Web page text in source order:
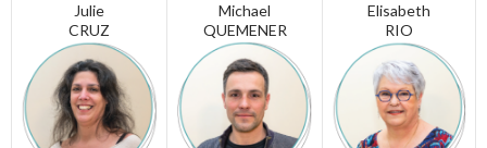
Julie
CRUZ
Michael
QUEMENER
Elisabeth
RIO